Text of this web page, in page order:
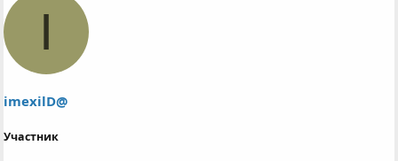
ы
I
imexilD@
Участник